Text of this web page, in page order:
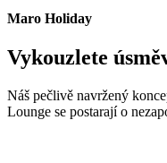
Maro Holiday
Vykouzlete
Náš pečlivě navržený
Lounge se postarají o